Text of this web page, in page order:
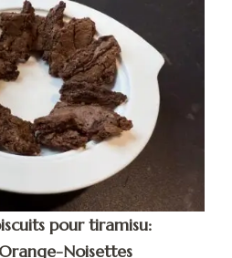
pour tiramisu:
Noisettes